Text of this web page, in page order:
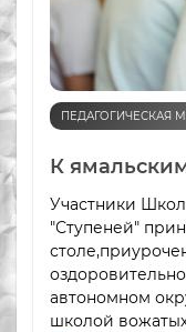
ПЕДАГОГИЧЕСКАЯ
К
Участники
"Ступеней"
автономном
школой